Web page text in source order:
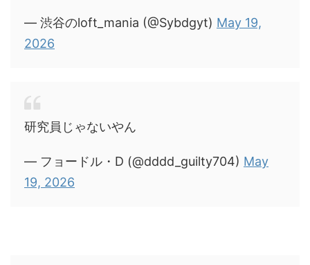
— 渋谷のloft_mania (@Sybdgyt) May 19,
2026
研究員じゃないやん
— フョードル・D (@dddd_guilty704) May
19, 2026